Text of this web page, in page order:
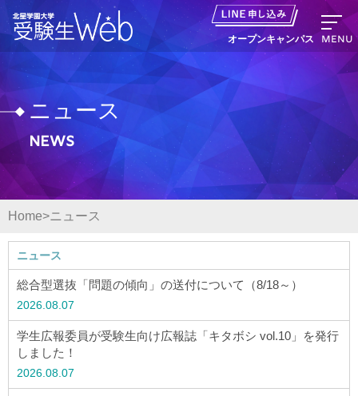
オープンキャンパス MENU
資料請求
出願の流れ
オープンキャンパス LINE申し込み
ニュース
デジタルパンフレット
アクセス
ニュース
News
Home ニュース
ニュース
総合型選抜「問題の傾向」の送付について（8/18～）
2026.08.07
学生広報委員が受験生向け広報誌「キタボシ vol.10」を発行
しました！
2026.08.07